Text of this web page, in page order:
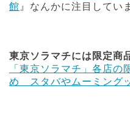
館 』なんかに注目してい
東京ソラマチには限定商
「東京ソラマチ」各店の
め スタバやムーミング